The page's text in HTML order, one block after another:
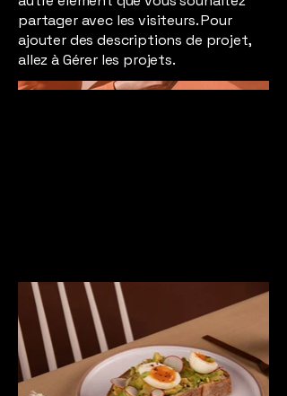
partager avec les visiteurs. Pour
ajouter des descriptions de projet,
allez à Gérer les projets.